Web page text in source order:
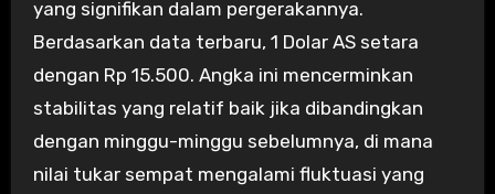
yang signifikan dalam pergerakannya.
Berdasarkan data terbaru, 1 Dolar AS setara
dengan Rp 15.500. Angka ini mencerminkan
stabilitas yang relatif baik jika dibandingkan
dengan minggu-minggu sebelumnya, di mana
nilai tukar sempat mengalami fluktuasi yang